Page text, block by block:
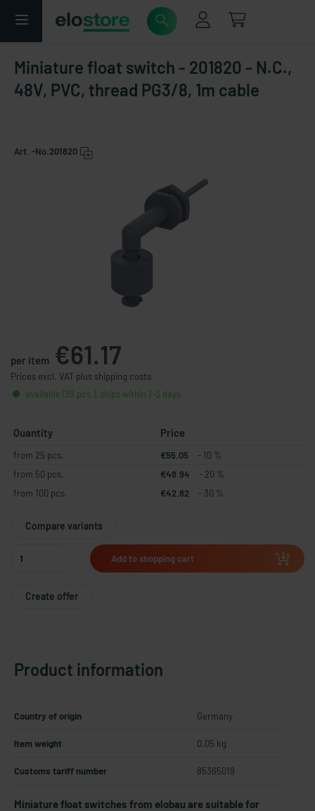
Miniature float switch - 201820 - N.C.,
48V, PVC, thread PG3/8, 1m cable
Art. -No. 201820
per item €61.17
Prices excl. VAT plus shipping costs
available (39 pcs.), ships within 1-3 days
Quantity Price
from 25 pcs. €55.05
- 10 %
from 50 pcs.
€48.94
- 20 %
from 100 pcs.
€42.82 - 30 %
Compare variants
Add to shopping cart
Create offer
Product information
Country of origin Germany
Item weight 0.05 kg
Customs tariff number 85365019
Miniature float switches from elobau are suitable for